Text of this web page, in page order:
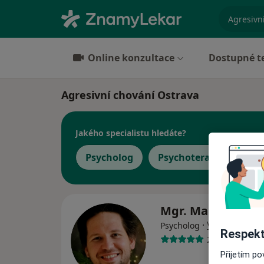
Online konzultace Dostupné
Agresivní chování Ostrava
Jakého specialistu hledáte?
Psycholog Psychoterapeut
Mgr. Marek Hrtoň
Psycholog · Více
25 názorů
Přijetím